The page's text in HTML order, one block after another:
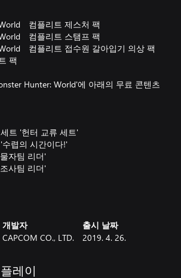
컴플리트 제스처 팩
컴플리트 스탬프 팩
컴플리트 접수원 갈아입기 의상 팩
팩
Hunter: World'에 아래의 무료 콘텐츠
트 '헌터 교류 세트'
렵의 시간이다!'
자팀 리더'
사팀 리더'
단장'
개발자
CAPCOM CO., LTD.
출시 날짜
2019. 4. 26.
레이